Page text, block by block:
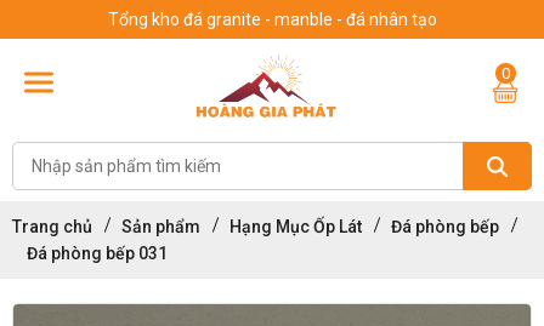
Tổng kho đá granite - manble - đá nhân tạo
0
Trang chủ Sản phẩm Hạng Mục Ốp Lát
Đá phòng bếp
Đá phòng bếp 031